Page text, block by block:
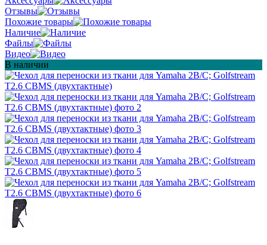
Отзывы
Похожие товары
Наличие
Файлы
Видео
В наличии